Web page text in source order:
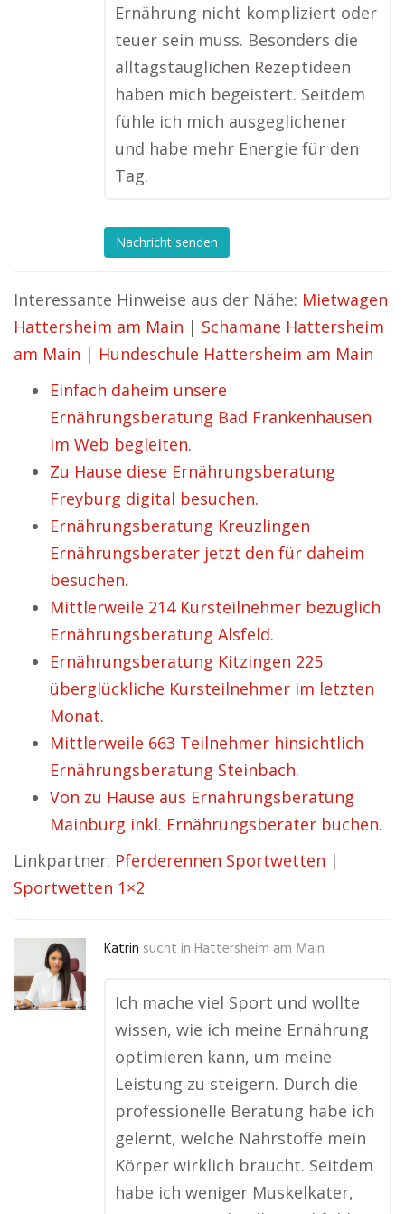
Ernährung nicht kompliziert oder
teuer sein muss. Besonders die
alltagstauglichen Rezeptideen
haben mich begeistert. Seitdem
fühle ich mich ausgeglichener
und habe mehr Energie für den
Tag.
Nachricht senden
Interessante Hinweise aus der Nähe: Mietwagen
Hattersheim am Main | Schamane Hattersheim
am Main | Hundeschule Hattersheim am Main
Einfach daheim unsere
Ernährungsberatung Bad Frankenhausen
im Web begleiten.
Zu Hause diese Ernährungsberatung
Freyburg digital besuchen.
Ernährungsberatung Kreuzlingen
Ernährungsberater jetzt den für daheim
besuchen.
Mittlerweile 214 Kursteilnehmer bezüglich
Ernährungsberatung Alsfeld.
Ernährungsberatung Kitzingen 225
überglückliche Kursteilnehmer im letzten
Monat.
Mittlerweile 663 Teilnehmer hinsichtlich
Ernährungsberatung Steinbach.
Von zu Hause aus Ernährungsberatung
Mainburg inkl. Ernährungsberater buchen.
Linkpartner: Pferderennen Sportwetten |
Sportwetten 1×2
Katrin sucht in Hattersheim am Main
Ich mache viel Sport und wollte
wissen, wie ich meine Ernährung
optimieren kann, um meine
Leistung zu steigern. Durch die
professionelle Beratung habe ich
gelernt, welche Nährstoffe mein
Körper wirklich braucht. Seitdem
habe ich weniger Muskelkater,